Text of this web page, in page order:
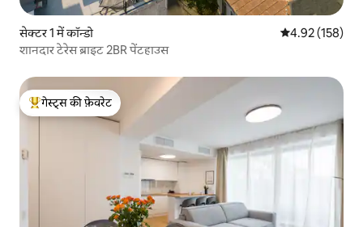
सेक्टर 1 में कॉन्डो औसत रेटिंग 5 में से
4.92 (158)
शानदार टेरेस ब्राइट 2BR पेंटहाउस
गेस्ट्स का टॉप फ़ेवरेट
गेस्ट्स की फ़ेवरेट